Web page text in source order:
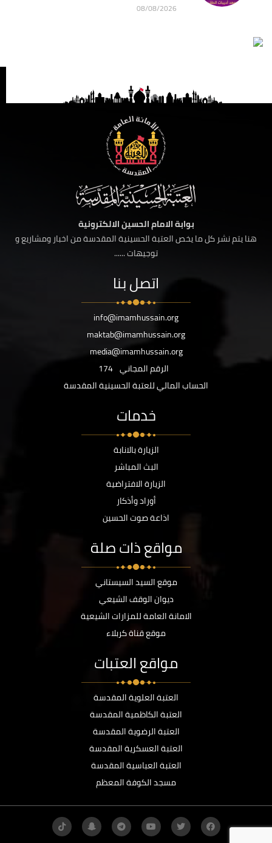
08/08/2026
بوابة الامام الحسين الالكترونية
هنا يتم نشر كل ما يخص العتبة الحسينية المقدسة من اخبار ومشاريع و
توجيهات ......
اتصل بنا
info@imamhussain.org
maktab@imamhussain.org
media@imamhussain.org
الرقم المجاني 174
الحساب المالي للعتبة الحسينية المقدسة
خدمات
الزيارة بالانابة
البث المباشر
الزيارة الافتراضية
أوراد وأذكار
اذاعة صوت الحسين
مواقع ذات صلة
موقع السيد السيستاني
ديوان الوقف الشيعي
الامانة العامة للمزارات الشيعية
موقع قناة كربلاء
مواقع العتبات
العتبة العلوية المقدسة
العتبة الكاظمية المقدسة
العتبة الرضوية المقدسة
العتبة العسكرية المقدسة
العتبة العباسية المقدسة
مسجد الكوفة المعظم